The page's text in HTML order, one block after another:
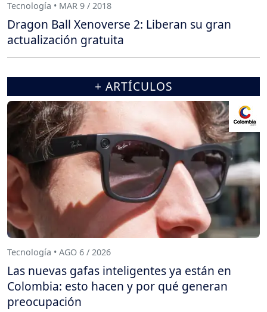
Tecnología • MAR 9 / 2018
Dragon Ball Xenoverse 2: Liberan su gran
actualización gratuita
+ ARTÍCULOS
Tecnología • AGO 6 / 2026
Las nuevas gafas inteligentes ya están en
Colombia: esto hacen y por qué generan
preocupación